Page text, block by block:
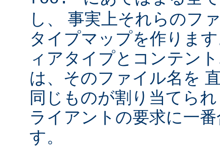
し、 事実上それらのフ
タイプマップを作りま
ィアタイプとコンテン
は、そのファイル名を
同じものが割り当てら
ライアントの要求に一
す。